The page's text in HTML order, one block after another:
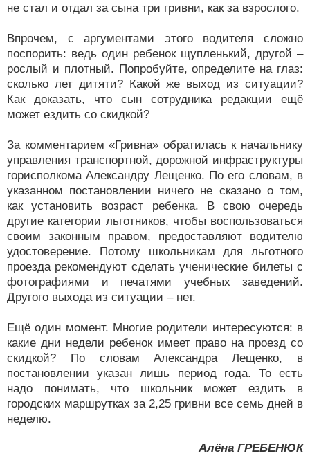
не стал и отдал за сына три гривни, как за взрослого.
Впрочем, с аргументами этого водителя сложно
поспорить: ведь один ребенок щупленький, другой –
рослый и плотный. Попробуйте, определите на глаз:
сколько лет дитяти? Какой же выход из ситуации?
Как доказать, что сын сотрудника редакции ещё
может ездить со скидкой?
За комментарием «Гривна» обратилась к начальнику
управления транспортной, дорожной инфраструктуры
горисполкома Александру Лещенко. По его словам, в
указанном постановлении ничего не сказано о том,
как установить возраст ребенка. В свою очередь
другие категории льготников, чтобы воспользоваться
своим законным правом, предоставляют водителю
удостоверение. Потому школьникам для льготного
проезда рекомендуют сделать ученические билеты с
фотографиями и печатями учебных заведений.
Другого выхода из ситуации – нет.
Ещё один момент. Многие родители интересуются: в
какие дни недели ребенок имеет право на проезд со
скидкой? По словам Александра Лещенко, в
постановлении указан лишь период года. То есть
надо понимать, что школьник может ездить в
городских маршрутках за 2,25 гривни все семь дней в
неделю.
Алёна ГРЕБЕНЮК